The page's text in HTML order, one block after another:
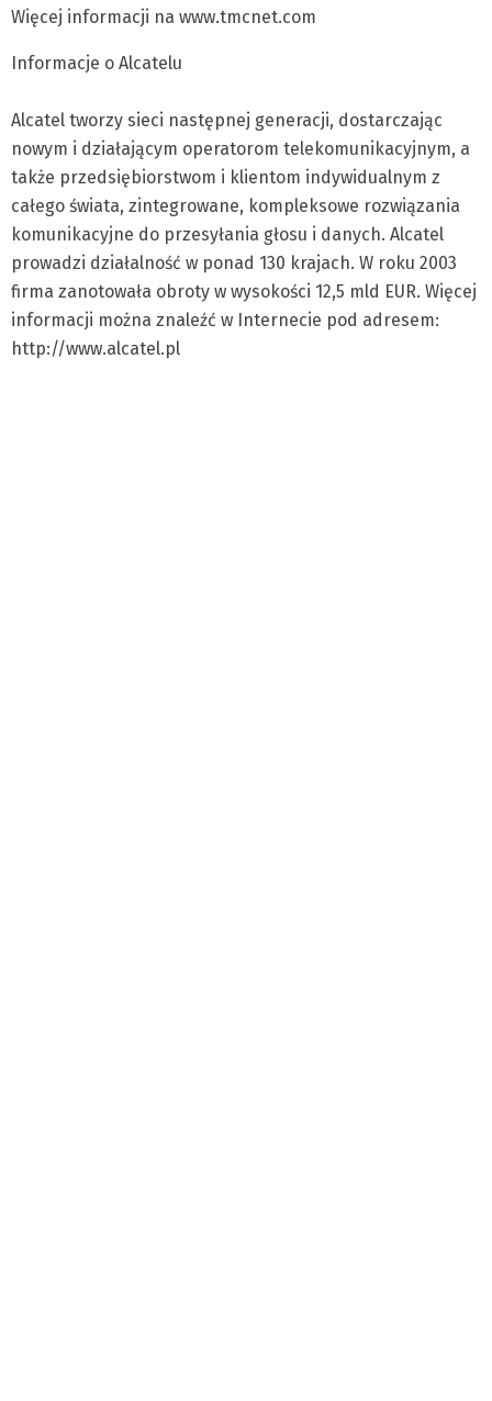
Więcej informacji na www.tmcnet.com
Informacje o Alcatelu
Alcatel tworzy sieci następnej generacji, dostarczając
nowym i działającym operatorom telekomunikacyjnym, a
także przedsiębiorstwom i klientom indywidualnym z
całego świata, zintegrowane, kompleksowe rozwiązania
komunikacyjne do przesyłania głosu i danych. Alcatel
prowadzi działalność w ponad 130 krajach. W roku 2003
firma zanotowała obroty w wysokości 12,5 mld EUR. Więcej
informacji można znaleźć w Internecie pod adresem:
http://www.alcatel.pl